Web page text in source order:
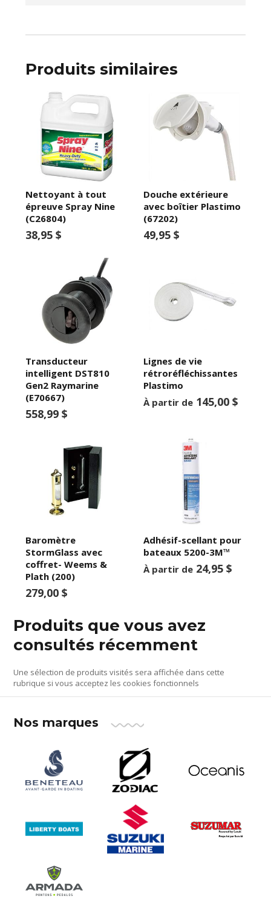
Produits similaires
Nettoyant à tout
épreuve Spray Nine
(C26804)
38,95 $
Douche extérieure
avec boîtier Plastimo
(67202)
49,95 $
Transducteur
intelligent DST810
Gen2 Raymarine
(E70667)
558,99 $
Lignes de vie
rétroréfléchissantes
Plastimo
À partir de 145,00 $
Baromètre
StormGlass avec
coffret- Weems &
Plath (200)
279,00 $
Adhésif-scellant pour
bateaux 5200-3M™
À partir de 24,95 $
Produits que vous avez
consultés récemment
Une sélection de produits visités sera affichée dans cette
rubrique si vous acceptez les cookies fonctionnels
Nos marques